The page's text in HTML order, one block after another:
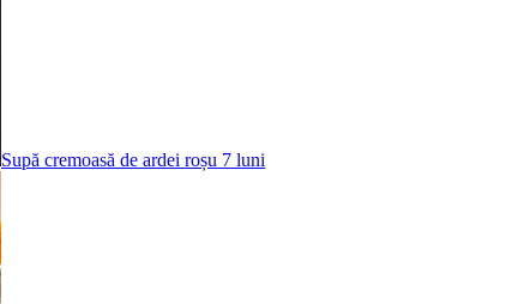
Supă cremoasă de ardei roșu 7 luni